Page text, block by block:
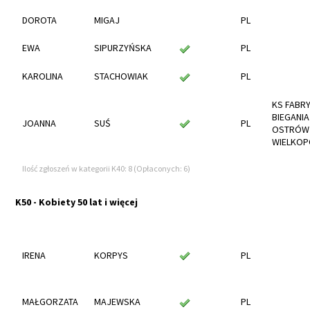
DOROTA MIGAJ PL
EWA SIPURZYŃSKA PL
KAROLINA STACHOWIAK PL
JOANNA SUŚ PL
KS
BIEGANIA
OSTRÓW
Ilość zgłoszeń w kategorii K40: 8 (Opłaconych: 6)
K50 - Kobiety 50 lat i więcej
IRENA KORPYS PL
MAŁGORZATA MAJEWSKA PL